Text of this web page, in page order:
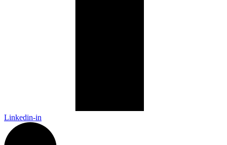
Linkedin-in